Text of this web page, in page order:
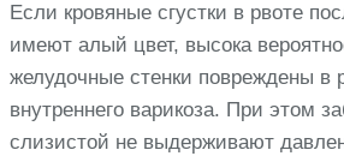
Если кровяные сгустки в рвоте
имеют алый цвет, высока
желудочные стенки повреждены в
внутреннего варикоза. При этом
слизистой не выдерживают